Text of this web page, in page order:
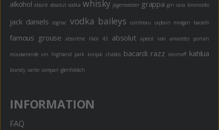
alkohol absint absolut vodka whisky jägermeister grappa gin cava limoncello
jack daniels cognac vodka baileys cointreau captain morgan bacardi
famous grouse absinthe likör 43 absolut aperol raki amaretto portvin
mousserande vin highland park konjak chablis bacardi razz smirnoff kahlua
brandy xante campari glenfiddich
INFORMATION
FAQ